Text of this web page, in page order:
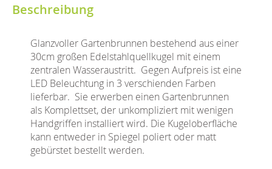
Beschreibung
Glanzvoller Gartenbrunnen bestehend aus einer
30cm großen Edelstahlquellkugel mit einem
zentralen Wasseraustritt. Gegen Aufpreis ist eine
LED Beleuchtung in 3 verschienden Farben
lieferbar. Sie erwerben einen Gartenbrunnen
als Komplettset, der unkompliziert mit wenigen
Handgriffen installiert wird. Die Kugeloberfläche
kann entweder in Spiegel poliert oder matt
gebürstet bestellt werden.